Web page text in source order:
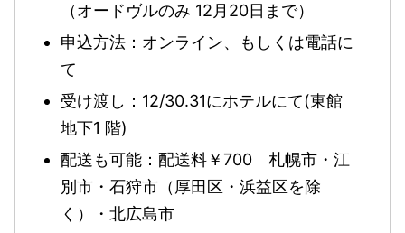
（オードヴルのみ 12月20日まで）
申込方法：オンライン、もしくは電話に
て
受け渡し：12/30.31にホテルにて(東館
地下1 階)
配送も可能：配送料￥700 札幌市・江
別市・石狩市（厚田区・浜益区を除
く）・北広島市